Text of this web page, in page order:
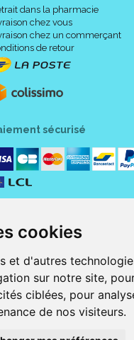
cookies
et d'autres
sur notre site,
ciblées, pour
de nos visiteurs.
dans la pharmacie
chez vous
chez un commerçant
de retour
sécurisé
Jeanne d' Harcourt, 80300 Albert.
ordonnance.